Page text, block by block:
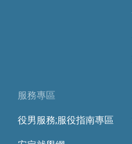
服務專區
役男服務;服役指南專區